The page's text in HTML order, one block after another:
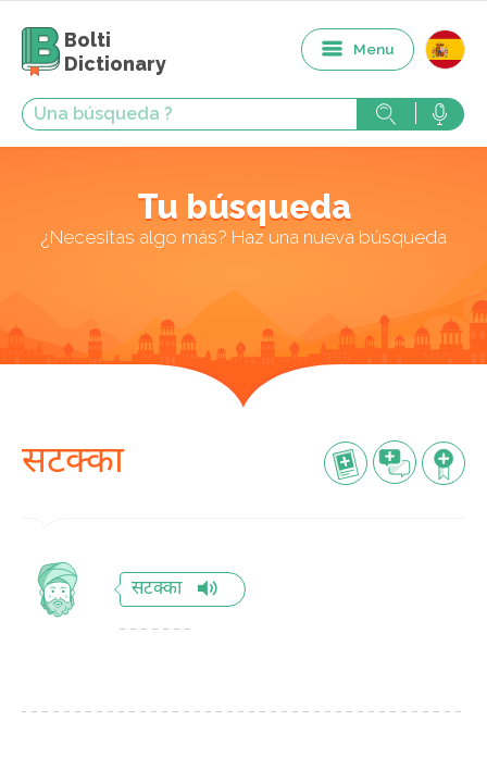
Bolti
Dictionary
Menu
Tu búsqueda
¿Necesitas algo más? Haz una nueva búsqueda
सटक्का
सटक्का